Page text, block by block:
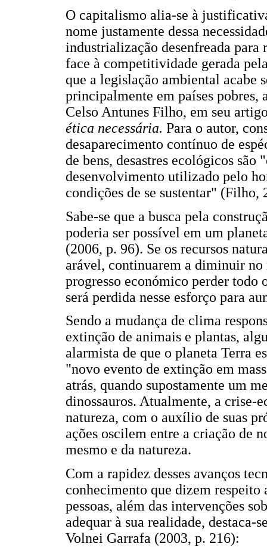
O capitalismo alia-se à
nome justamente dessa
industrialização desenfreada para
face à competitividade gerada
que a legislação ambiental acabe
principalmente em países
Celso Antunes Filho, em seu
ética necessária. Para o autor,
desaparecimento contínuo de
de bens, desastres ecológicos são
desenvolvimento utilizado pelo
condições de se sustentar" (Filho,
Sabe-se que a busca pela
poderia ser possível em um
(2006, p. 96). Se os recursos
arável, continuarem a diminuir
progresso económico perder
será perdida nesse esforço para
Sendo a mudança de clima
extinção de animais e plantas,
alarmista de que o planeta Terra
"novo evento de extinção em
atrás, quando supostamente um
dinossauros. Atualmente, a crise-
natureza, com o auxílio de suas
ações oscilem entre a criação de
mesmo e da natureza.
Com a rapidez desses avanços
conhecimento que dizem respeito
pessoas, além das intervenções
adequar à sua realidade,
Volnei Garrafa (2003, p. 216):